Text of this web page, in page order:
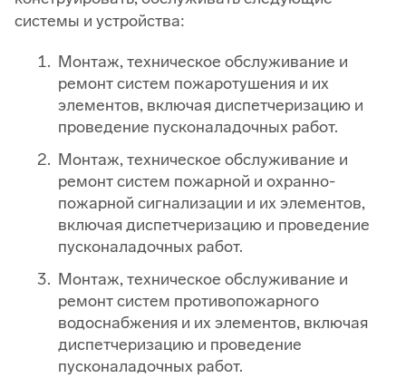
системы и устройства:
Монтаж, техническое обслуживание и
ремонт систем пожаротушения и их
элементов, включая диспетчеризацию и
проведение пусконаладочных работ.
Монтаж, техническое обслуживание и
ремонт систем пожарной и охранно-
пожарной сигнализации и их элементов,
включая диспетчеризацию и проведение
пусконаладочных работ.
Монтаж, техническое обслуживание и
ремонт систем противопожарного
водоснабжения и их элементов, включая
диспетчеризацию и проведение
пусконаладочных работ.